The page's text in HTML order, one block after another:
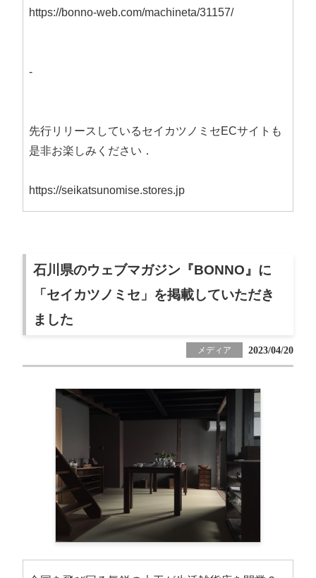
https://bonno-web.com/machineta/31157/
-
先行リリースしているセイカツノミセECサイトも
是非お楽しみください．
https://seikatsunomise.stores.jp
石川県のウェブマガジン『BONNO』に
「セイカツノミセ」を掲載していただき
ました
メディア 2023/04/20